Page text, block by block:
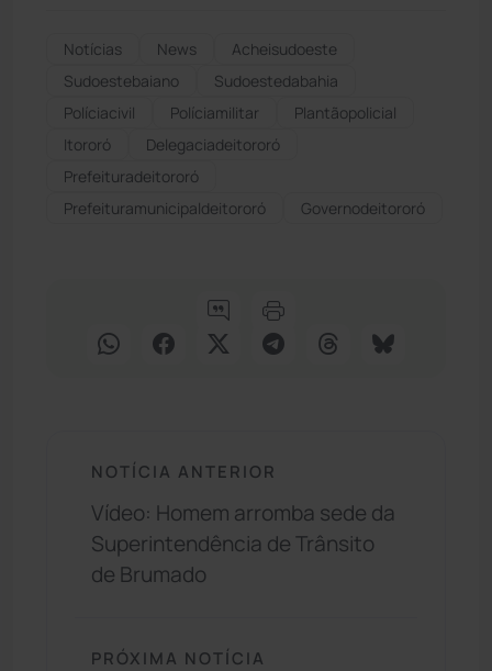
Notícias News
Acheisudoeste
Sudoestebaiano
Sudoestedabahia
Políciacivil
Políciamilitar
Plantãopolicial
Itororó
Delegaciadeitororó
Prefeituradeitororó
Prefeituramunicipaldeitororó
Governodeitororó
NOTÍCIA ANTERIOR
Vídeo: Homem arromba sede da
Superintendência de Trânsito
de Brumado
PRÓXIMA NOTÍCIA